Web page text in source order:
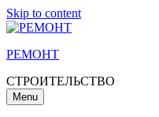
Skip to content
РЕМОНТ
СТРОИТЕЛЬСТВО
Menu